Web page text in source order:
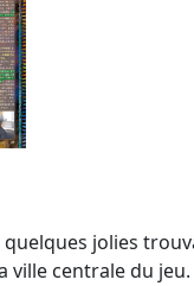
jolies
ville centrale du jeu.